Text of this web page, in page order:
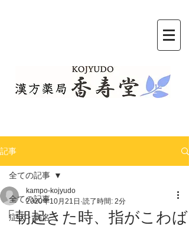
記事
全ての記事
症状・病名
全ての記事
「朝起きた時、指がこわば
kampo-kojyudo
2020年10月21日 読了時間: 2分